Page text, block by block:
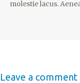
molestie lacus.
Leave a comment